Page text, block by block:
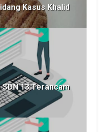
Kasus Khalid
13 Terancam